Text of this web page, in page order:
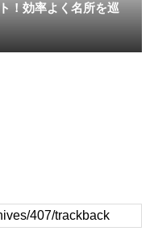
！効率よく名所を巡